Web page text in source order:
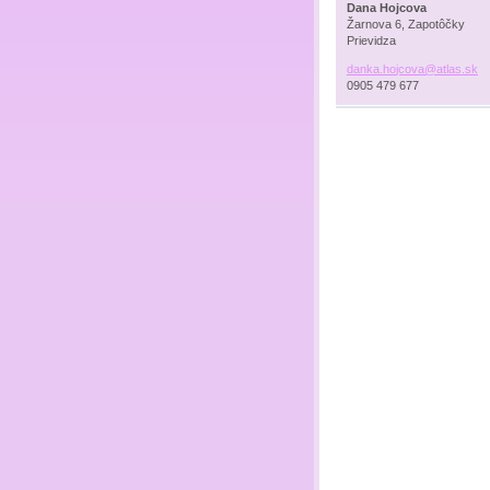
Dana Hojcova
Žarnova 6, Zapotôčky
Prievidza
danka.hojcova@atlas.sk
0905 479 677